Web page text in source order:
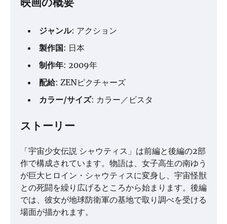
ジャンル: アクション
製作国: 日本
制作年: 2009年
配給: ZENピクチャーズ
カラー/サイズ: カラー／ビスタ
ストーリー
「宇宙少女伝説 シャウティス」は前編と後編の2部
作で構成されています。物語は、女子高生の南ゆう
が巨大ヒロイン・シャウティスに変身し、宇宙怪獣
との死闘を繰り広げるところから始まります。後編
では、彼女が地球防衛軍の基地で取り調べを受ける
場面が描かれます。